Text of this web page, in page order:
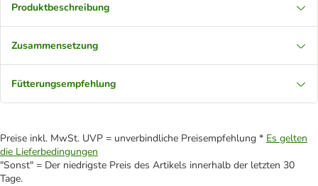
Produktbeschreibung
Zusammensetzung
Fütterungsempfehlung
Preise inkl. MwSt. UVP = unverbindliche Preisempfehlung * Es gelten
die Lieferbedingungen
"Sonst" = Der niedrigste Preis des Artikels innerhalb der letzten 30
Tage.